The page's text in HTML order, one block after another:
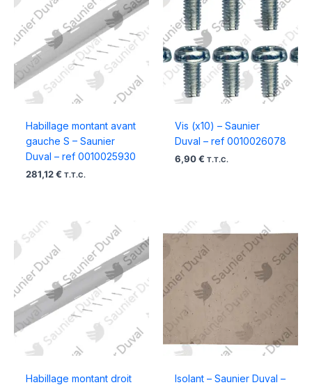
Habillage montant avant
gauche S – Saunier
Duval – ref 0010025930
281,12 € T.T.C.
Vis (x10) – Saunier
Duval – ref 0010026078
6,90 € T.T.C.
Habillage montant droit
Isolant – Saunier Duval –